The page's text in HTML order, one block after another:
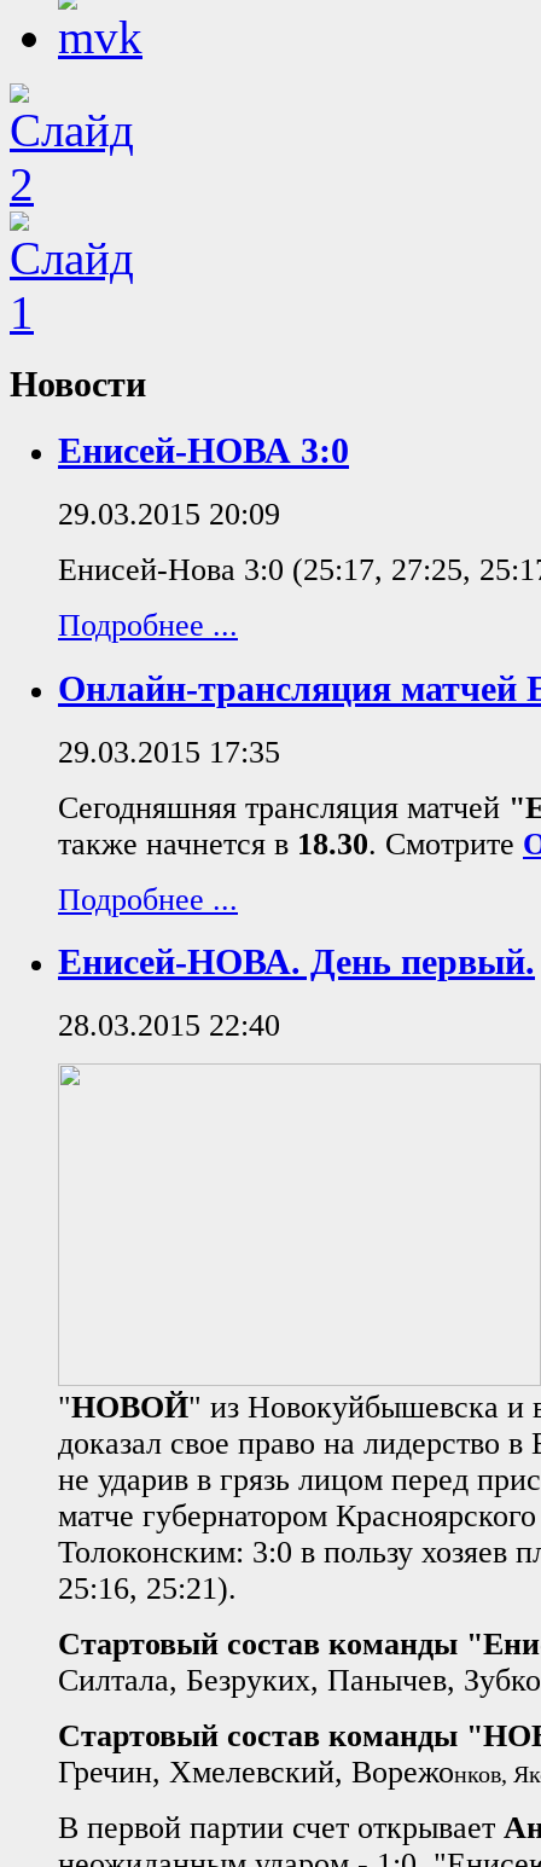
Новости
Енисей-НОВА 3:0
29.03.2015 20:09
Енисей-Нова 3:0 (25:17, 27:25,
Подробнее ...
Онлайн-трансляция
29.03.2015 17:35
Сегодняшняя трансляция матчей
также начнется в 18.30. Смотрите
Подробнее ...
Енисей-НОВА. День первый.
28.03.2015 22:40
"НОВОЙ" из Новокуйбышевска и
доказал свое право на лидерство
не ударив в грязь лицом перед
матче губернатором
Толоконским: 3:0 в пользу хозяев
25:16, 25:21).
Стартовый состав команды
Силтала, Безруких, Панычев,
Стартовый состав команды
Гречин, Хмелевский, Ворежонков,
В первой партии счет открывает